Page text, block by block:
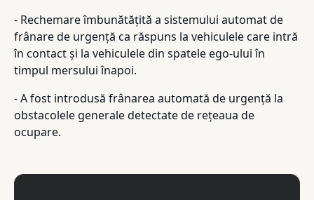
- Rechemare îmbunătățită a sistemului automat de
frânare de urgență ca răspuns la vehiculele care intră
în contact și la vehiculele din spatele ego-ului în
timpul mersului înapoi.
- A fost introdusă frânarea automată de urgență la
obstacolele generale detectate de rețeaua de
ocupare.